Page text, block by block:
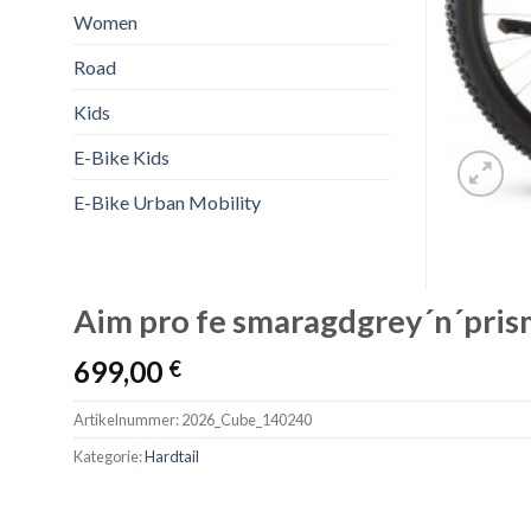
Aim pro fe
699,00 €
Artikelnummer:2026_Cube_140240
Kategorie:Hardtail
Women
Road
Kids
E-Bike Kids
E-Bike Urban Mobility